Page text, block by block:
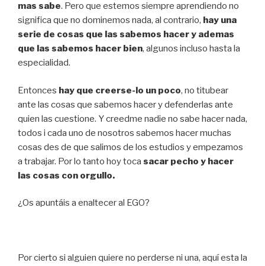
mas sabe. Pero que estemos siempre aprendiendo no
significa que no dominemos nada, al contrario, hay una
serie de cosas que las sabemos hacer y ademas
que las sabemos hacer bien, algunos incluso hasta la
especialidad.
Entonces hay que creerse-lo un poco, no titubear
ante las cosas que sabemos hacer y defenderlas ante
quien las cuestione. Y creedme nadie no sabe hacer nada,
todos i cada uno de nosotros sabemos hacer muchas
cosas des de que salimos de los estudios y empezamos
a trabajar. Por lo tanto hoy toca sacar pecho y hacer
las cosas con orgullo.
¿Os apuntáis a enaltecer al EGO?
Por cierto si alguien quiere no perderse ni una, aquí esta la